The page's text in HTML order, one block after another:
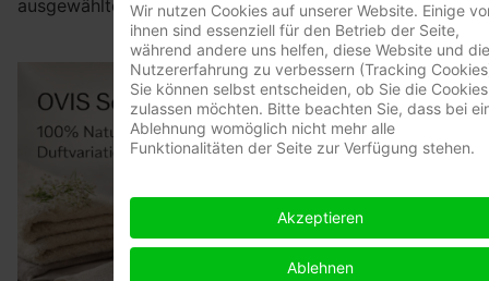
ausgewählte Kollektion hochwertiger Pflegeprodukte.
Wir nutzen Cookies auf unserer Website. Einige
ihnen sind essenziell für den Betrieb der Seite,
während andere uns helfen, diese Website und die
Nutzererfahrung zu verbessern (Tracking
Sie können selbst entscheiden, ob Sie die Cookies
zulassen möchten. Bitte beachten Sie, dass bei
Ablehnung womöglich nicht mehr alle
Funktionalitäten der Seite zur Verfügung stehen.
Akzeptieren
Ablehnen